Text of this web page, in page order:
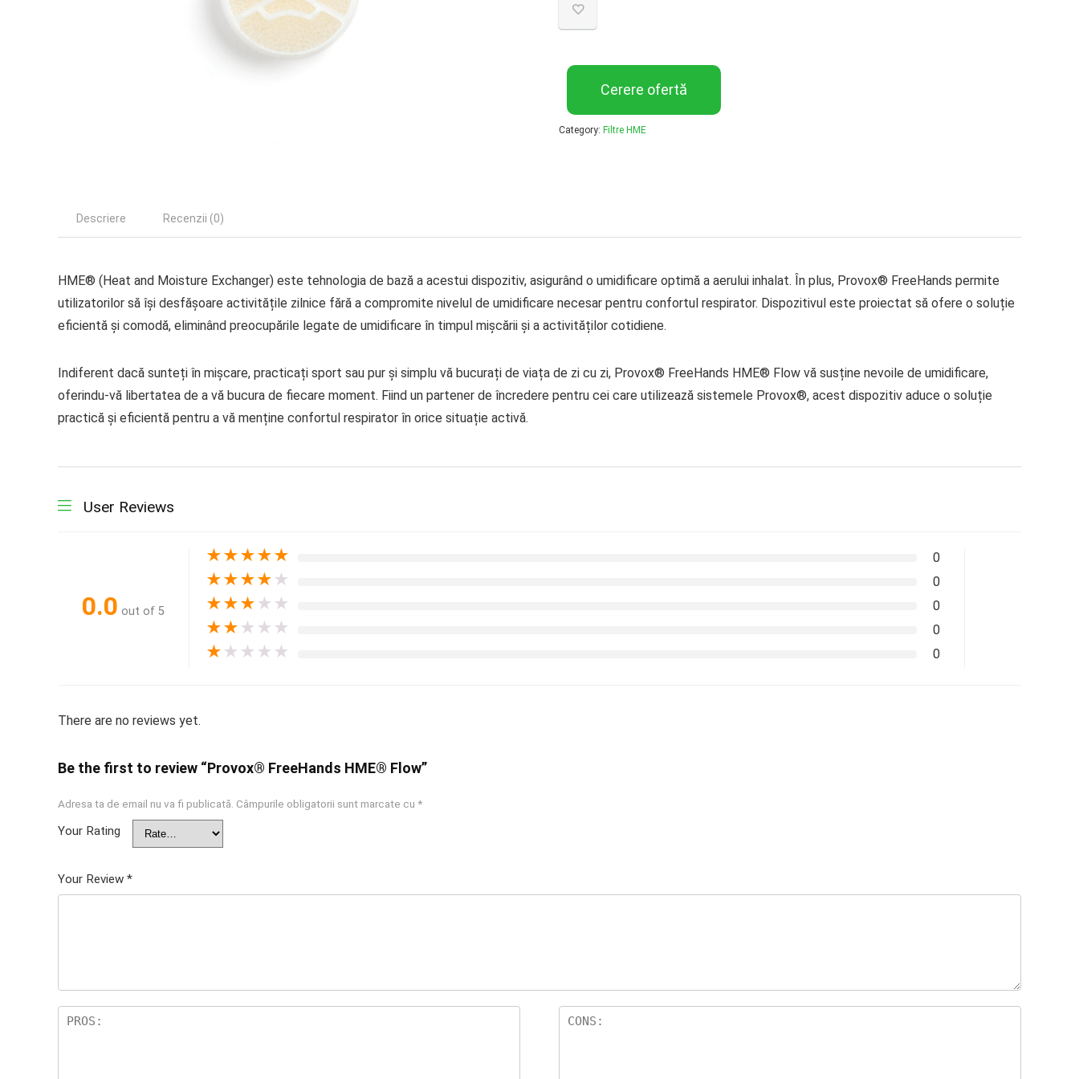
Cerere ofertă
Category: Filtre HME
Descriere Recenzii (0)
HME® (Heat and Moisture Exchanger) este tehnologia de bază a acestui dispozitiv, asigurând o umidificare optimă a aerului inhalat. În plus, Provox® FreeHands permite
utilizatorilor să își desfășoare activitățile zilnice fără a compromite nivelul de umidificare necesar pentru confortul respirator. Dispozitivul este proiectat să ofere o soluție
eficientă și comodă, eliminând preocupările legate de umidificare în timpul mișcării și a activităților cotidiene.
Indiferent dacă sunteți în mișcare, practicați sport sau pur și simplu vă bucurați de viața de zi cu zi, Provox® FreeHands HME® Flow vă susține nevoile de umidificare,
oferindu-vă libertatea de a vă bucura de fiecare moment. Fiind un partener de încredere pentru cei care utilizează sistemele Provox®, acest dispozitiv aduce o soluție
practică și eficientă pentru a vă menține confortul respirator în orice situație activă.
User Reviews
0.0 out of 5
★★★★★ 0
★★★★ ★ 0
★★★ ★ ★ 0
★★ ★ ★ ★ 0
★ ★ ★ ★ ★ 0
There are no reviews yet.
Be the first to review “Provox® FreeHands HME® Flow”
Adresa ta de email nu va fi publicată. Câmpurile obligatorii sunt marcate cu *
Your Rating
Your Review *